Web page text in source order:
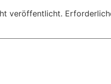
veröffentlicht.